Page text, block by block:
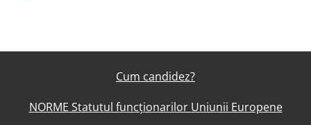
Cum candidez?
NORME Statutul funcționarilor Uniunii Europene